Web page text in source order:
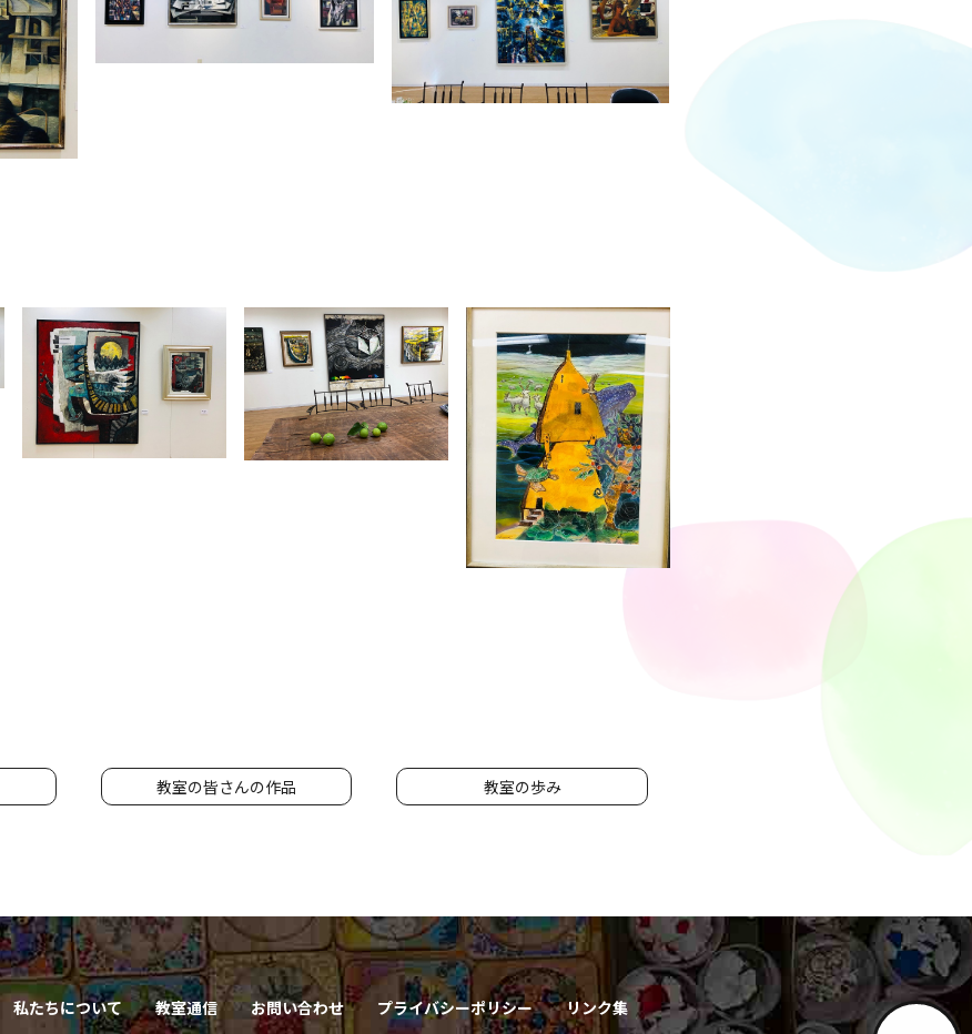
教室の皆さんの作品 教室の歩み
私たちについて 教室通信 お問い合わせ プライバシーポリシー
リンク集